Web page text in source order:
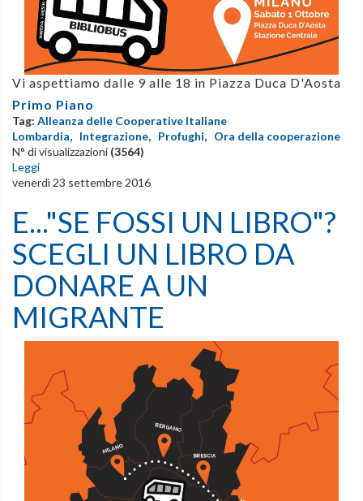
Vi aspettiamo dalle 9 alle 18 in Piazza Duca D'Aosta
Primo Piano
Tag: Alleanza delle Cooperative Italiane
Lombardia, Integrazione, Profughi, Ora della cooperazione
N° di visualizzazioni (3564)
Leggi
venerdì 23 settembre 2016
E..."SE FOSSI UN LIBRO"?
SCEGLI UN LIBRO DA
DONARE A UN
MIGRANTE